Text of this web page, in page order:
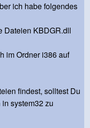
ich habe folgendes
Dateien KBDGR.dll
im Ordner i386 auf
findest, solltest Du
system32 zu